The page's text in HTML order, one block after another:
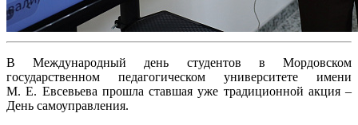
В Международный день студентов в Мордовском
государственном педагогическом университете имени
М. Е. Евсевьева прошла ставшая уже традиционной акция –
День самоуправления.